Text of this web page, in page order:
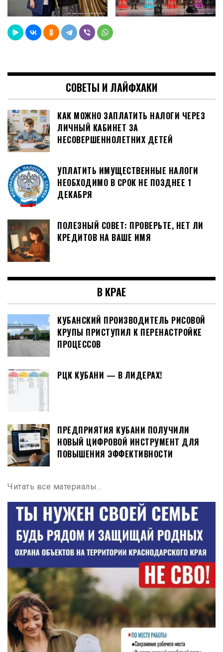
СОВЕТЫ И ЛАЙФХАКИ
КАК МОЖНО ЗАПЛАТИТЬ НАЛОГИ ЧЕРЕЗ
ЛИЧНЫЙ КАБИНЕТ ЗА
НЕСОВЕРШЕННОЛЕТНИХ ДЕТЕЙ
УПЛАТИТЬ ИМУЩЕСТВЕННЫЕ НАЛОГИ
НЕОБХОДИМО В СРОК НЕ ПОЗДНЕЕ 1
ДЕКАБРЯ
ПОЛЕЗНЫЙ СОВЕТ: ПРОВЕРЬТЕ, НЕТ ЛИ
КРЕДИТОВ НА ВАШЕ ИМЯ
В КРАЕ
КУБАНСКИЙ ПРОИЗВОДИТЕЛЬ РИСОВОЙ
КРУПЫ ПРИСТУПИЛ К ПЕРЕНАСТРОЙКЕ
ПРОЦЕССОВ
РЦК КУБАНИ — В ЛИДЕРАХ!
ПРЕДПРИЯТИЯ КУБАНИ ПОЛУЧИЛИ
НОВЫЙ ЦИФРОВОЙ ИНСТРУМЕНТ ДЛЯ
ПОВЫШЕНИЯ ЭФФЕКТИВНОСТИ
Читать все материалы…